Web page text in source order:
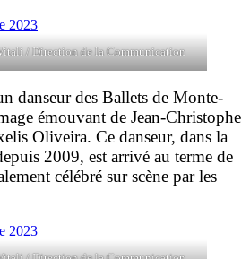
/ Direction de la Communication
danseur des Ballets de Monte-
émouvant de Jean-Christophe
Oliveira. Ce danseur, dans la
2009, est arrivé au terme de
célébré sur scène par les